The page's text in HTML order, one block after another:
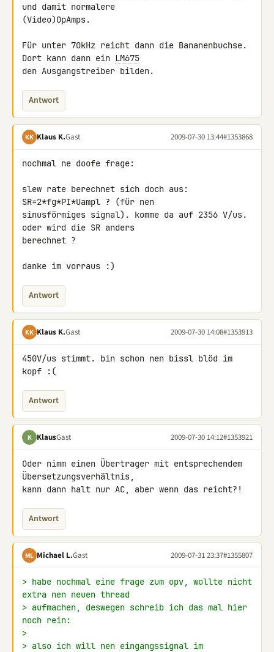
und damit normalere
(Video)OpAmps.
Für unter 70kHz reicht dann die Bananenbuchse.
Dort kann dann ein LM675
den Ausgangstreiber bilden.
Antwort
KK Klaus K.Gast 2009-07-30 13:44#1353868
nochmal ne doofe frage:
slew rate berechnet sich doch aus:
SR=2*fg*PI*Uampl ? (für nen
sinusförmiges signal). komme da auf 2356 V/us.
oder wird die SR anders
berechnet ?
danke im vorraus :)
Antwort
KK Klaus K.Gast 2009-07-30 14:08#1353913
450V/us stimmt. bin schon nen bissl blöd im
kopf :(
Antwort
K KlausGast 2009-07-30 14:12#1353921
Oder nimm einen Übertrager mit entsprechendem
Übersetzungsverhältnis,
kann dann halt nur AC, aber wenn das reicht?!
Antwort
ML Michael L.Gast 2009-07-31 23:37#1355807
> habe nochmal eine frage zum opv, wollte nicht
extra nen neuen thread
> aufmachen, deswegen schreib ich das mal hier
noch rein:
>
> also ich will nen eingangssignal im